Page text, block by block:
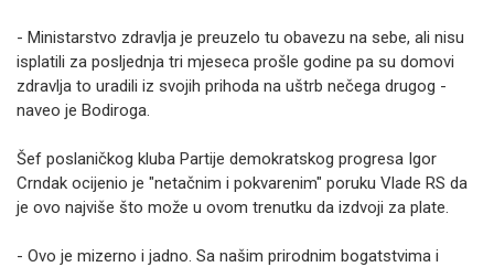
- Ministarstvo zdravlja je preuzelo tu obavezu na sebe, ali nisu
isplatili za posljednja tri mjeseca prošle godine pa su domovi
zdravlja to uradili iz svojih prihoda na uštrb nečega drugog -
naveo je Bodiroga.
Šef poslaničkog kluba Partije demokratskog progresa Igor
Crndak ocijenio je "netačnim i pokvarenim" poruku Vlade RS da
je ovo najviše što može u ovom trenutku da izdvoji za plate.
- Ovo je mizerno i jadno. Sa našim prirodnim bogatstvima i